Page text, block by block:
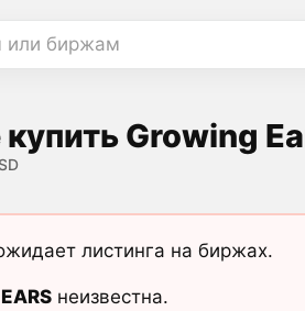
или биржам
купить Growing
листинга на биржах.
EARSнеизвестна.